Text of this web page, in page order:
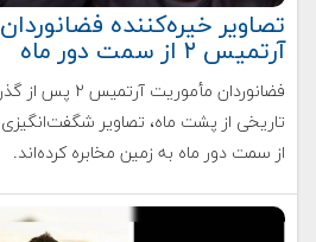
تصاویر خیره‌کننده فضانوردان
آرتمیس ۲ از سمت دور ماه
فضانوردان مأموریت آرتمیس ۲ پس از گذر
تاریخی از پشت ماه، تصاویر شگفت‌انگیزی
از سمت دور ماه به زمین مخابره کرده‌اند.